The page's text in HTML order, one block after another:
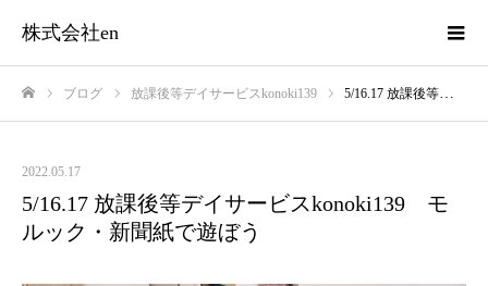
株式会社en
ブログ 放課後等デイサービスkonoki139 5/16.17 放課後等デイサービスkonoki139 モルック・新聞紙で遊ぼう
2022.05.17
5/16.17 放課後等デイサービスkonoki139 モ
ルック・新聞紙で遊ぼう